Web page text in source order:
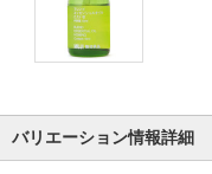
バリエーション情報詳細